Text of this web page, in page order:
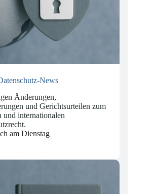
Datenschutz-News
Änderungen,
und Gerichtsurteilen zum
und internationalen
.
am Dienstag